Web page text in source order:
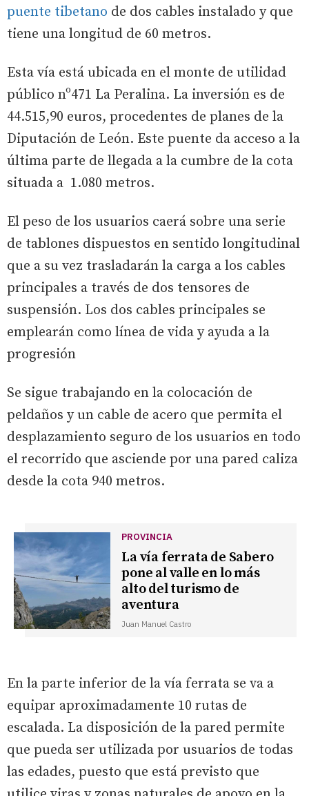
puente tibetano de dos cables instalado y que
tiene una longitud de 60 metros.
Esta vía está ubicada en el monte de utilidad
público nº471 La Peralina. La inversión es de
44.515,90 euros, procedentes de planes de la
Diputación de León. Este puente da acceso a la
última parte de llegada a la cumbre de la cota
situada a 1.080 metros.
El peso de los usuarios caerá sobre una serie
de tablones dispuestos en sentido longitudinal
que a su vez trasladarán la carga a los cables
principales a través de dos tensores de
suspensión. Los dos cables principales se
emplearán como línea de vida y ayuda a la
progresión
Se sigue trabajando en la colocación de
peldaños y un cable de acero que permita el
desplazamiento seguro de los usuarios en todo
el recorrido que asciende por una pared caliza
desde la cota 940 metros.
PROVINCIA
La vía ferrata de Sabero
pone al valle en lo más
alto del turismo de
aventura
Juan Manuel Castro
En la parte inferior de la vía ferrata se va a
equipar aproximadamente 10 rutas de
escalada. La disposición de la pared permite
que pueda ser utilizada por usuarios de todas
las edades, puesto que está previsto que